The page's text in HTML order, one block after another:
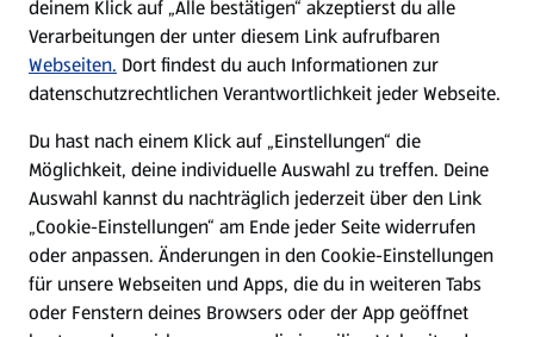
Karriere
Presse
Hilfe & Kontakt
(öffnet in einem neuen Tab)
Unternehmen
deinem Klick auf „Alle bestätigen“ akzeptierst du alle
Verarbeitungen der unter diesem Link aufrufbaren
Webseiten. Dort findest du auch Informationen zur
datenschutzrechtlichen Verantwortlichkeit jeder Webseite.
Du hast nach einem Klick auf „Einstellungen“ die
Möglichkeit, deine individuelle Auswahl zu treffen. Deine
Auswahl kannst du nachträglich jederzeit über den Link
„Cookie-Einstellungen“ am Ende jeder Seite widerrufen
oder anpassen. Änderungen in den Cookie-Einstellungen
für unsere Webseiten und Apps, die du in weiteren Tabs
oder Fenstern deines Browsers oder der App geöffnet